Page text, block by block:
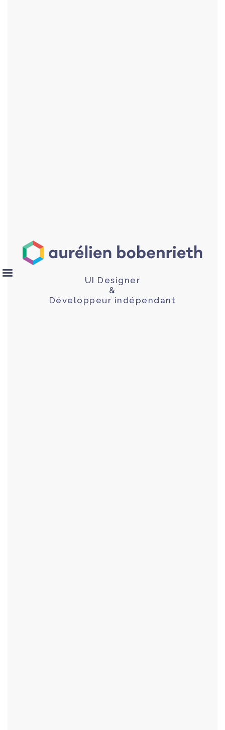
UI Designer
&
Développeur indépendant